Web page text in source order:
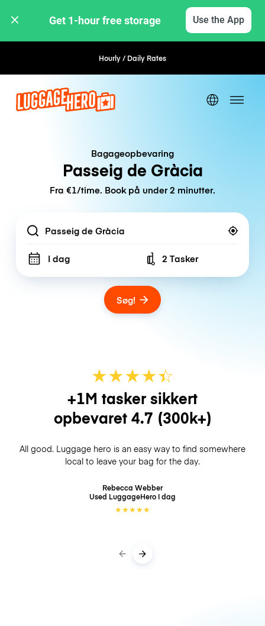
Get 1-hour free storage Use the App
Hourly / Daily RatesFlexible Booking
Bagageopbevaring
Passeig de Gràcia
Fra €1/time. Book på under 2 minutter.
Location
I dag Number of bags
2 Tasker
Søg!
★★★★☆
★
+1M tasker sikkert
opbevaret 4.7 (300k+)
All good. Luggage hero is an easy way to find somewhere
local to leave your bag for the day.
Rebecca Webber
Used LuggageHero I dag
★★★★★